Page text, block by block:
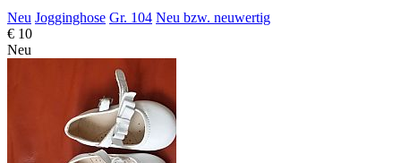
Neu Jogginghose Gr. 104 Neu bzw. neuwertig
€ 10
Neu